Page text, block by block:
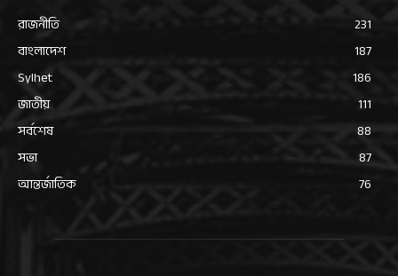
রাজনীতি
231
বাংলাদেশ
187
Sylhet
186
জাতীয়
111
সর্বশেষ
88
সভা
87
আন্তর্জাতিক
76